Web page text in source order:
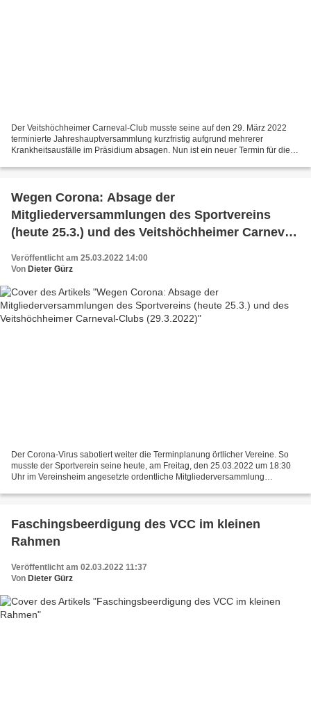
Der Veitshöchheimer Carneval-Club musste seine auf den 29. März 2022
terminierte Jahreshauptversammlung kurzfristig aufgrund mehrerer
Krankheitsausfälle im Präsidium absagen. Nun ist ein neuer Termin für die
Wegen Corona: Absage der
Mitgliederversammlungen des Sportvereins
(heute 25.3.) und des Veitshöchheimer Carneval-
Veröffentlicht am 25.03.2022 14:00
Von Dieter Gürz
Der Corona-Virus sabotiert weiter die Terminplanung örtlicher Vereine. So
musste der Sportverein seine heute, am Freitag, den 25.03.2022 um 18:30
Uhr im Vereinsheim angesetzte ordentliche Mitgliederversammlung
Faschingsbeerdigung des VCC im kleinen
Rahmen
Veröffentlicht am 02.03.2022 11:37
Von Dieter Gürz